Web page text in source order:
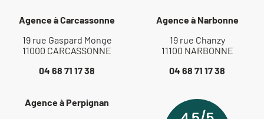
Agence à Carcassonne
19 rue Gaspard Monge
11000 CARCASSONNE
04 68 71 17 38
Agence à Narbonne
19 rue Chanzy
11100 NARBONNE
04 68 71 17 38
Agence à Perpignan